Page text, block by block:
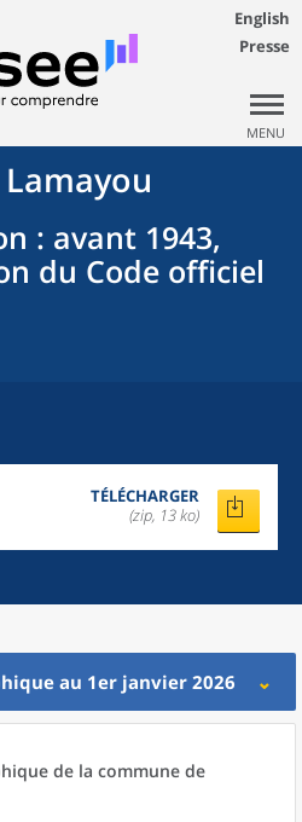
English
Presse
MENU
Lamayou
: avant 1943,
du Code officiel
TÉLÉCHARGER
(zip, 13 ko)
au 1er janvier 2026
de la commune de